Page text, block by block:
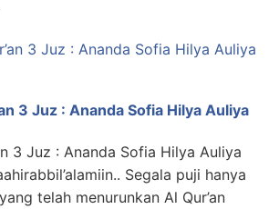
3 Juz : Ananda Sofia Hilya Auliya
3 Juz : Ananda Sofia Hilya Auliya
Segala puji hanya
telah menurunkan Al Qur’an